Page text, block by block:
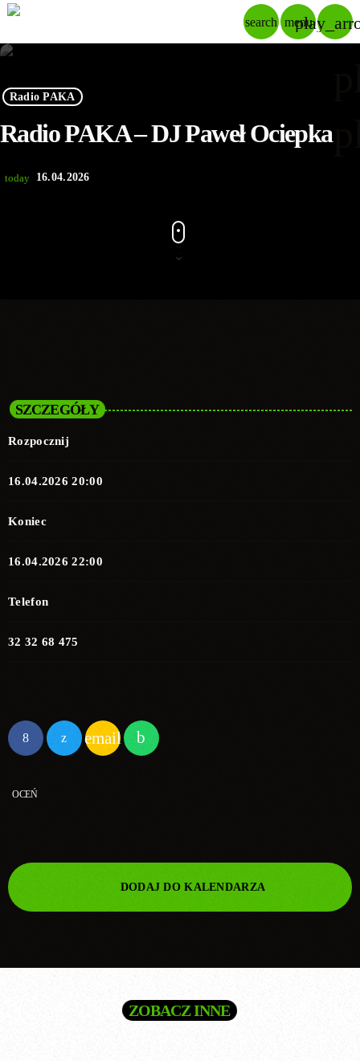
search menu
Radio PAKA
Radio PAKA – DJ Paweł Ociepka
today 16.04.2026
SZCZEGÓŁY
Rozpocznij
16.04.2026 20:00
Koniec
16.04.2026 22:00
Telefon
32 32 68 475
email
OCEŃ
DODAJ DO KALENDARZA
ZOBACZ INNE